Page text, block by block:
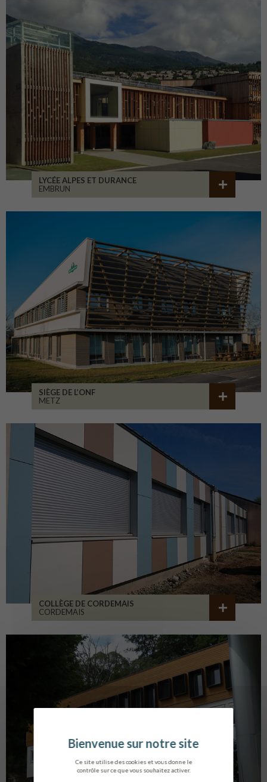
Ce site utilise des cookies et vous donne le
contrôle sur ce que vous souhaitez activer.
LYCÉE ALPES ET DURANCE
EMBRUN
SIÈGE DE L’ONF
METZ
COLLÈGE DE CORDEMAIS
CORDEMAIS